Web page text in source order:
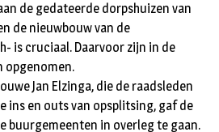
de gedateerde dorpshuizen van
de nieuwbouw van de
is cruciaal. Daarvoor zijn in de
opgenomen.
Jan Elzinga, die de raadsleden
ins en outs van opsplitsing, gaf de
buurgemeenten in overleg te gaan.